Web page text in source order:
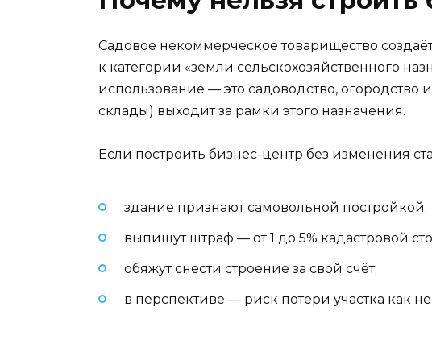
Садовое некоммерческое товарищество
к категории «земли сельскохозяйственного
использование — это садоводство,
склады) выходит за рамки этого назначения.
Если построить бизнес-центр без изменения
здание признают самовольной постройкой;
выпишут штраф — от 1 до 5% кадастровой
обяжут снести строение за свой счёт;
в перспективе — риск потери участка как